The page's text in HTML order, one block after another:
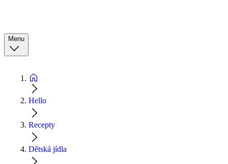
Menu
Hello
Recepty
Dětská jídla